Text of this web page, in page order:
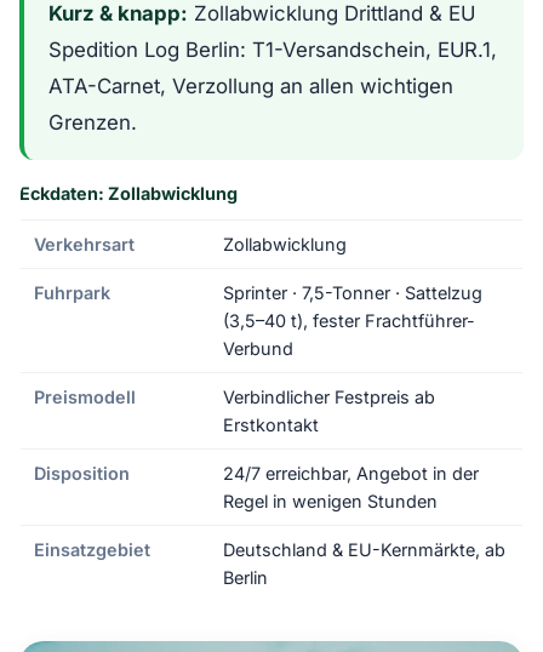
Fuhrpark
Ratgeber
Glossar
Kurz & knapp: Zollabwicklung Drittland & EU
Spedition Log Berlin: T1-Versandschein, EUR.1,
ATA-Carnet, Verzollung an allen wichtigen
Grenzen.
Eckdaten: Zollabwicklung
Verkehrsart Zollabwicklung
Fuhrpark
Sprinter · 7,5-Tonner · Sattelzug
(3,5–40 t), fester Frachtführer-
Verbund
Preismodell
Verbindlicher Festpreis ab
Erstkontakt
Disposition
24/7 erreichbar, Angebot in der
Regel in wenigen Stunden
Einsatzgebiet
Deutschland & EU-Kernmärkte, ab
Berlin